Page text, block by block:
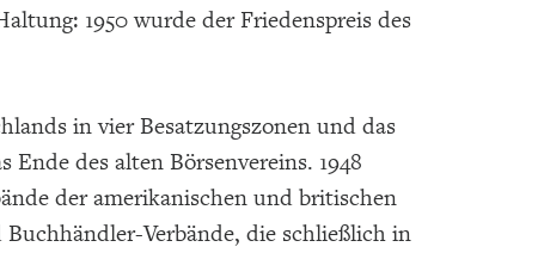
1950 wurde der Friedenspreis des
in vier Besatzungszonen und das
des alten Börsenvereins. 1948
der amerikanischen und britischen
Verbände, die schließlich in